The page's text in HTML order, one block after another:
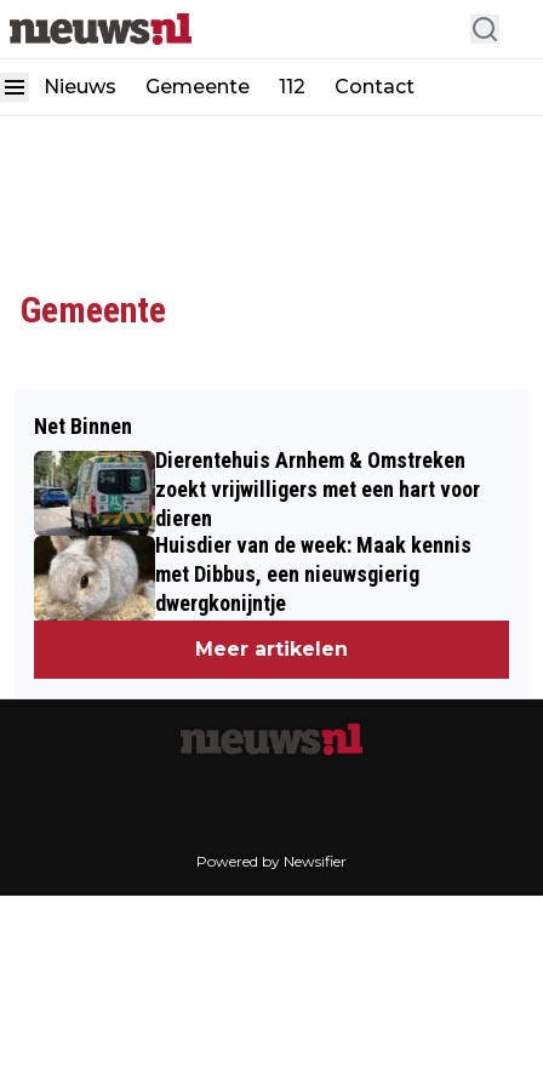
Nieuws Gemeente 112 Contact
Gemeente
Net Binnen
Dierentehuis Arnhem & Omstreken
zoekt vrijwilligers met een hart voor
dieren
Huisdier van de week: Maak kennis
met Dibbus, een nieuwsgierig
dwergkonijntje
Meer artikelen
Powered by Newsifier